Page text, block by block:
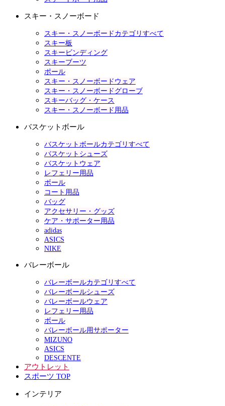
スキー・スノーボード
スキー・スノーボードカテゴリすべて
スキー板
スキービンディング
スキーブーツ
ポール
スキー・スノーボードウェア
スキー・スノーボードグローブ
スキーバッグ・ケース
スキー・スノーボード用品
バスケットボール
バスケットボールカテゴリすべて
バスケットシューズ
バスケットウェア
レフェリー用品
ボール
コート用品
バッグ
アクセサリー・グッズ
ケア・サポーター用品
adidas
ASICS
NIKE
バレーボール
バレーボールカテゴリすべて
バレーボールシューズ
バレーボールウェア
レフェリー用品
ボール
バレーボール用サポーター
MIZUNO
ASICS
DESCENTE
アウトレット
スポーツ TOP
インテリア